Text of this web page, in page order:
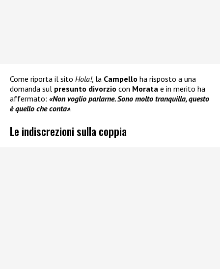
Come riporta il sito Hola!, la Campello ha risposto a una
domanda sul presunto divorzio con Morata e in merito ha
affermato: «Non voglio parlarne. Sono molto tranquilla, questo
è quello che conta».
Le indiscrezioni sulla coppia